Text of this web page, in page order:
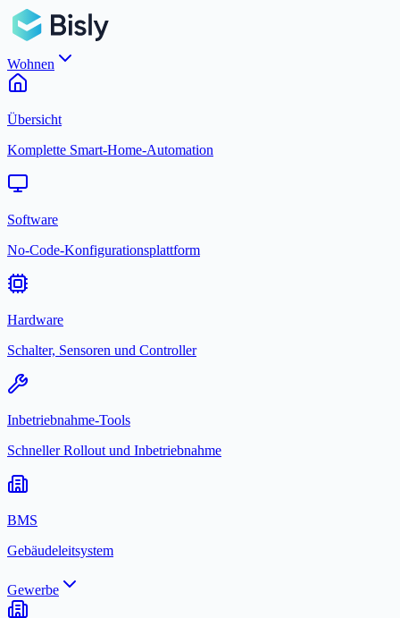
Wohnen
Übersicht
Komplette Smart-Home-Automation
Software
No-Code-Konfigurationsplattform
Hardware
Schalter, Sensoren und Controller
Inbetriebnahme-Tools
Schneller Rollout und Inbetriebnahme
BMS
Gebäudeleitsystem
Gewerbe